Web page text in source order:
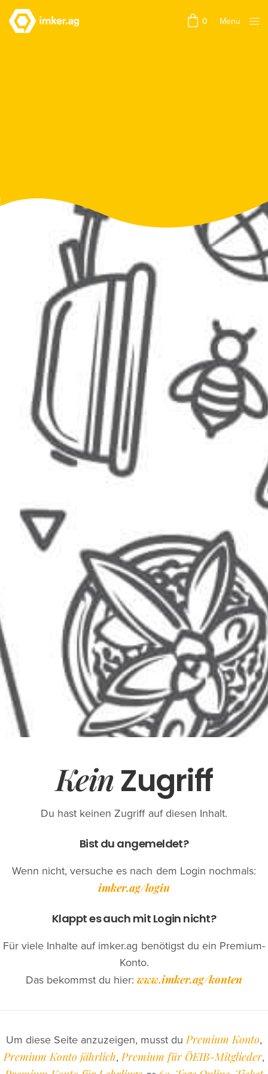
0
Menu
KeinZugriff
Du hast keinen Zugriff auf diesen Inhalt.
Bist du angemeldet?
Wenn nicht, versuche es nach dem Login nochmals:
imker.ag/login
Klappt es auch mit Login nicht?
Für viele Inhalte auf imker.ag benötigst du ein Premium-
Konto.
Das bekommst du hier: www.imker.ag/konten
Um diese Seite anzuzeigen, musst duPremium Konto,
Premium Konto jährlich,Premium für ÖEIB-Mitglieder,